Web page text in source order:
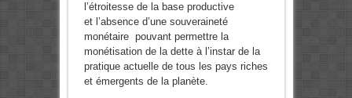
l’étroitesse de la base productive
et l’absence d’une souveraineté
monétaire pouvant permettre la
monétisation de la dette à l’instar de la
pratique actuelle de tous les pays riches
et émergents de la planète.